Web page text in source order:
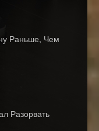
Раньше, Чем
Разорвать